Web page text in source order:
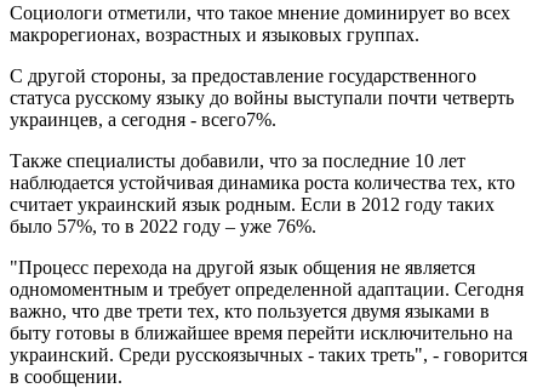
Социологи отметили, что такое мнение доминирует во всех
макрорегионах, возрастных и языковых группах.
С другой стороны, за предоставление государственного
статуса русскому языку до войны выступали почти четверть
украинцев, а сегодня - всего7%.
Также специалисты добавили, что за последние 10 лет
наблюдается устойчивая динамика роста количества тех, кто
считает украинский язык родным. Если в 2012 году таких
было 57%, то в 2022 году – уже 76%.
"Процесс перехода на другой язык общения не является
одномоментным и требует определенной адаптации. Сегодня
важно, что две трети тех, кто пользуется двумя языками в
быту готовы в ближайшее время перейти исключительно на
украинский. Среди русскоязычных - таких треть", - говорится
в сообщении.